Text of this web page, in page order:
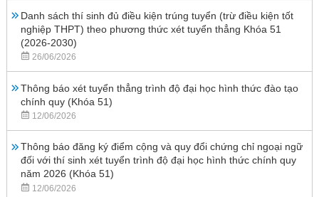
Danh sách thí sinh đủ điều kiện trúng tuyển (trừ điều kiện tốt
nghiệp THPT) theo phương thức xét tuyển thẳng Khóa 51
(2026-2030)
26/06/2026
Thông báo xét tuyển thẳng trình độ đại học hình thức đào tạo
chính quy (Khóa 51)
12/06/2026
Thông báo đăng ký điểm cộng và quy đổi chứng chỉ ngoại ngữ
đối với thí sinh xét tuyển trình độ đại học hình thức chính quy
năm 2026 (Khóa 51)
12/06/2026